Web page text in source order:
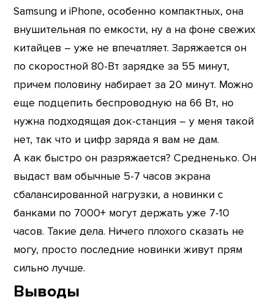
Samsung и iPhone, особенно компактных, она
внушительная по емкости, ну а на фоне свежих
китайцев – уже не впечатляет. Заряжается он
по скоростной 80-Вт зарядке за 55 минут,
причем половину набирает за 20 минут. Можно
еще подцепить беспроводную на 66 Вт, но
нужна подходящая док-станция – у меня такой
нет, так что и цифр заряда я вам не дам.
А как быстро он разряжается? Средненько. Он
выдаст вам обычные 5-7 часов экрана
сбалансированной нагрузки, а новинки с
банками по 7000+ могут держать уже 7-10
часов. Такие дела. Ничего плохого сказать не
могу, просто последние новинки живут прям
сильно лучше.
Выводы